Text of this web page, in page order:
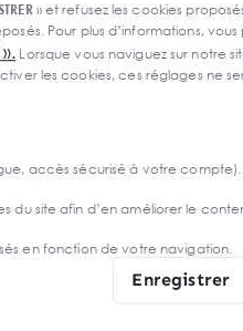
Paris à vendre. Pour
principe, le prix ou le
à Paris ?
important de considérer
la mode, Paris est une
vous orienter vers
les avenues Montaigne et
d’artistes indépendants ;
pour les cafés et librairies ;
Rivoli pour tous les types
» et refusez les cookies
Pour plus d’informations,
». Lorsque vous naviguez sur notre
les cookies, ces réglages ne
accès sécurisé à votre compte).
du site afin d’en améliorer le
en fonction de votre navigation.
Enregistrer